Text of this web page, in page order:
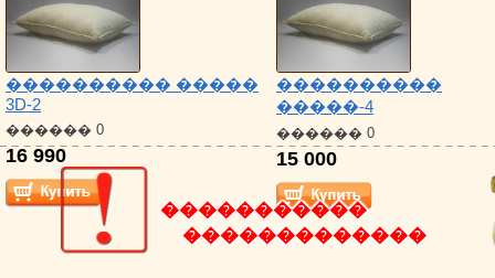
���������� �����
3D-2
������ 0
16 990
����������
�����-4
������ 0
15 000
�����������
�������������